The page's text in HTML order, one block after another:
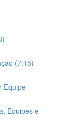
(7:15)
Equipe
Equipes e